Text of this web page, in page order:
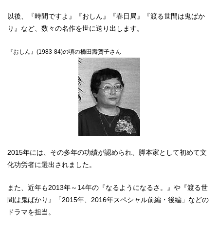
以後、『時間ですよ』『おしん』『春日局』『渡る世間は鬼ばか
り』など、数々の名作を世に送り出します。
『おしん』(1983-84)の頃の橋田壽賀子さん
2015年には、その多年の功績が認められ、脚本家として初めて文
化功労者に選出されました。
また、近年も2013年～14年の『なるようになるさ。』や『渡る世
間は鬼ばかり』「2015年、2016年スペシャル前編・後編」などの
ドラマを担当。